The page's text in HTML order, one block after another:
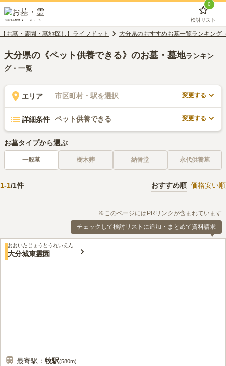
0
検討リスト
【お墓・霊園・墓地探し】ライフドット 大分県のおすすめお墓一覧ランキング
大分県の《ペット供養できる》のお墓・墓地ランキン
グ・一覧
エリア 市区町村・駅を選択 変更する
詳細条件 ペット供養できる 変更する
お墓タイプから選ぶ
一般墓 樹木葬 納骨堂 永代供養墓
1-1/1件 おすすめ順 価格安い順
※このページにはPRリンクが含まれています
チェックして検討リストに追加・まとめて資料請求
おおいたじょうとうれいえん
大分城東霊園
最寄駅： 牧駅(580m)